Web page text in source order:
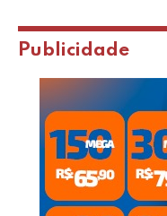
Publicidade